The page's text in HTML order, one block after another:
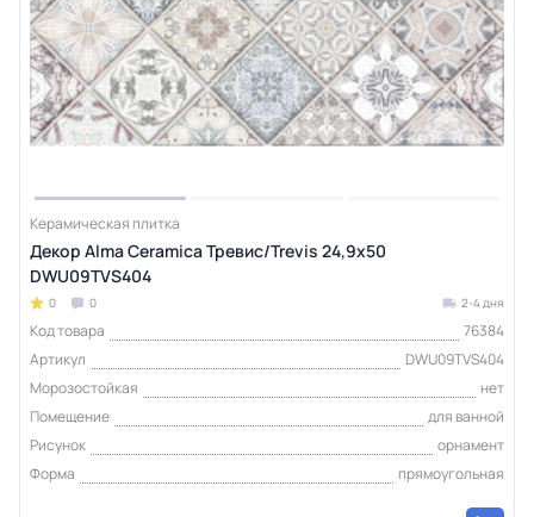
Керамическая плитка
Декор Alma Ceramica Тревис/Trevis 24,9х50
DWU09TVS404
0 0 2-4 дня
Код товара
76384
Артикул
DWU09TVS404
Морозостойкая
нет
Помещение
для ванной
Рисунок
орнамент
Форма
прямоугольная